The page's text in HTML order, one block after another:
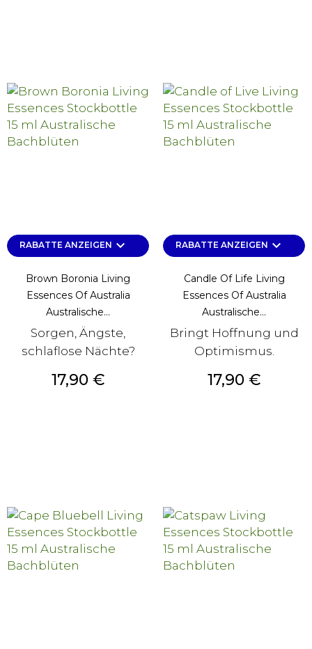
RABATTE ANZEIGEN keyboard_arrow_down
Brown Boronia Living
Essences Of Australia
Australische...
Sorgen, Ängste,
schlaflose Nächte?
Preis
17,90 €
RABATTE ANZEIGEN keyboard_arrow_down
Candle Of Life Living
Essences Of Australia
Australische...
Bringt Hoffnung und
Optimismus.
Preis
17,90 €